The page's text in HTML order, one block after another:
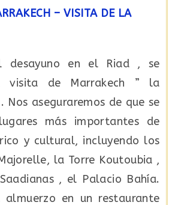
– VISITA DE LA
desayuno en el Riad , se
visita de Marrakech ” la
Nos aseguraremos de que se
más importantes de
y cultural, incluyendo los
la Torre Koutoubia ,
, el Palacio Bahía.
almuerzo en un restaurante